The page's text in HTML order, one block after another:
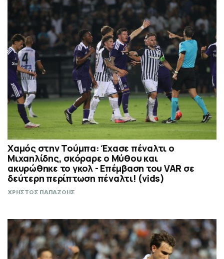
Χαμός στην Τούμπα: Έχασε πέναλτι ο
Μιχαηλίδης, σκόραρε ο Μύθου και
ακυρώθηκε το γκολ - Επέμβαση του VAR σε
δεύτερη περίπτωση πέναλτι! (vids)
ΧΡΗΣΤΟΣ ΠΑΠΑΖΩΗΣ